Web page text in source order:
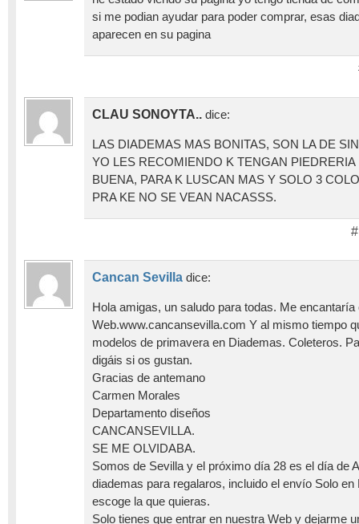
si me podian ayudar para poder comprar, esas
aparecen en su pagina
CLAU SONOYTA.. dice:
LAS DIADEMAS MAS BONITAS, SON LA DE
YO LES RECOMIENDO K TENGAN PIEDRERIA
BUENA, PARA K LUSCAN MAS Y SOLO 3
PRA KE NO SE VEAN NACASSS.
Cancan Sevilla dice:
Hola amigas, un saludo para todas. Me
Web.www.cancansevilla.com Y al mismo tiempo
modelos de primavera en Diademas. Coleteros.
digáis si os gustan.
Gracias de antemano
Carmen Morales
Departamento diseños
CANCANSEVILLA.
SE ME OLVIDABA.
Somos de Sevilla y el próximo día 28 es el día de
diademas para regalaros, incluido el envío Solo
escoge la que quieras.
Solo tienes que entrar en nuestra Web y dejarme